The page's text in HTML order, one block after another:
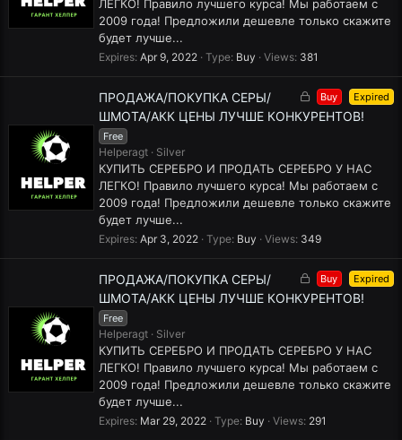
ЛЕГКО! Правило лучшего курса! Мы работаем с
2009 года! Предложили дешевле только скажите
будет лучше...
Expires Apr 9, 2022 Type Buy Views 381
L
o
e
Buy Expired
ПРОДАЖА/ПОКУПКА СЕРЫ/
ШМОТА/АКК ЦЕНЫ ЛУЧШЕ КОНКУРЕНТОВ!
Free
Helperagt Silver
КУПИТЬ СЕРЕБРО И ПРОДАТЬ СЕРЕБРО У НАС
ЛЕГКО! Правило лучшего курса! Мы работаем с
2009 года! Предложили дешевле только скажите
будет лучше...
Expires Apr 3, 2022 Type Buy Views 349
L
o
e
Buy Expired
ПРОДАЖА/ПОКУПКА СЕРЫ/
ШМОТА/АКК ЦЕНЫ ЛУЧШЕ КОНКУРЕНТОВ!
Free
Helperagt Silver
КУПИТЬ СЕРЕБРО И ПРОДАТЬ СЕРЕБРО У НАС
ЛЕГКО! Правило лучшего курса! Мы работаем с
2009 года! Предложили дешевле только скажите
будет лучше...
Expires Mar 29, 2022 Type Buy Views 291